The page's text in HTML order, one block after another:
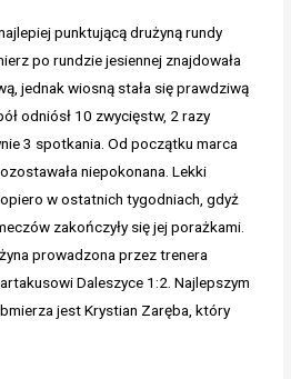
punktującą drużyną rundy
po rundzie jesiennej znajdowała
jednak wiosną stała się prawdziwą
odniósł 10 zwycięstw, 2 razy
3 spotkania. Od początku marca
niepokonana. Lekki
w ostatnich tygodniach, gdyż
zakończyły się jej porażkami.
prowadzona przez trenera
Daleszyce 1:2. Najlepszym
jest Krystian Zaręba, który